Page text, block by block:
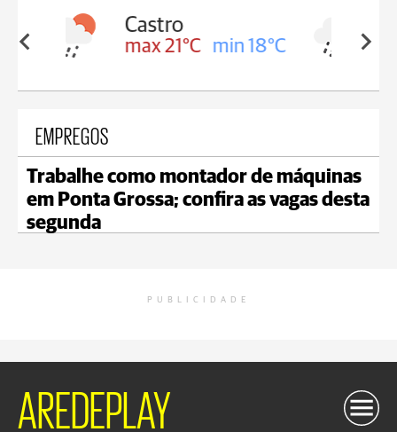
18°C
Carambeí
max 20°C min 18°C
EMPREGOS
Trabalhe como montador de máquinas
em Ponta Grossa; confira as vagas desta
segunda
PUBLICIDADE
AREDEPLAY